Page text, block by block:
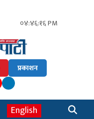
०४:४६:१७ PM
प्रकाशन
English